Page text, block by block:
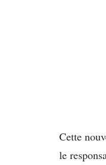
Cette
le